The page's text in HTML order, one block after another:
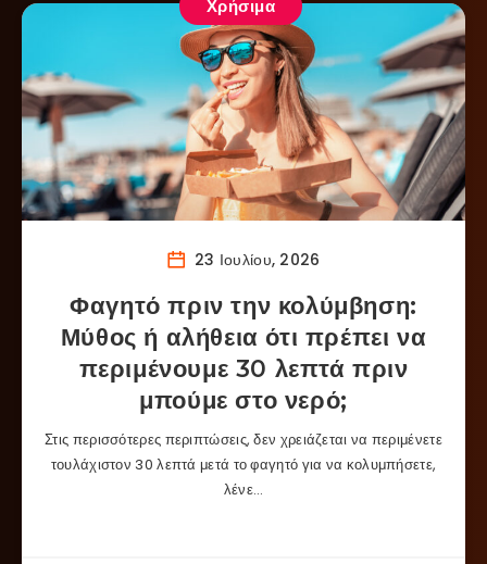
Χρήσιμα
23 Ιουλίου, 2026
Φαγητό πριν την κολύμβηση:
Μύθος ή αλήθεια ότι πρέπει να
περιμένουμε 30 λεπτά πριν
μπούμε στο νερό;
Στις περισσότερες περιπτώσεις, δεν χρειάζεται να περιμένετε
τουλάχιστον 30 λεπτά μετά το φαγητό για να κολυμπήσετε,
λένε…